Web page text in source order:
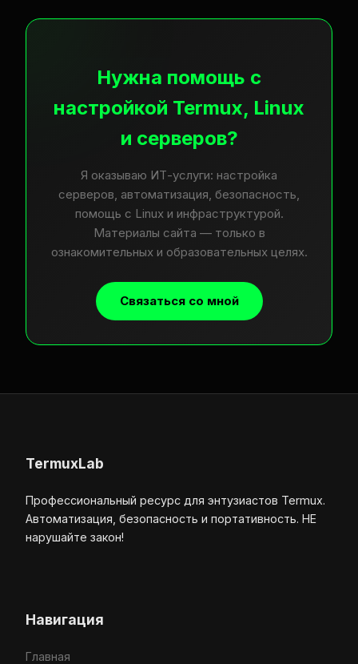
Нужна помощь с
настройкой Termux, Linux
и серверов?
Я оказываю ИТ-услуги: настройка
серверов, автоматизация, безопасность,
помощь с Linux и инфраструктурой.
Материалы сайта — только в
ознакомительных и образовательных целях.
Связаться со мной
TermuxLab
Профессиональный ресурс для энтузиастов Termux.
Автоматизация, безопасность и портативность. НЕ
нарушайте закон!
Навигация
Главная